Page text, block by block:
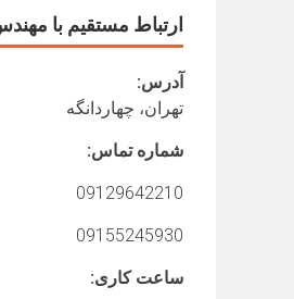
ارتباط مستقیم با
آدرس:
تهران، چهاردانگه
شماره تماس:
09129642210
09155245930
ساعت کاری: